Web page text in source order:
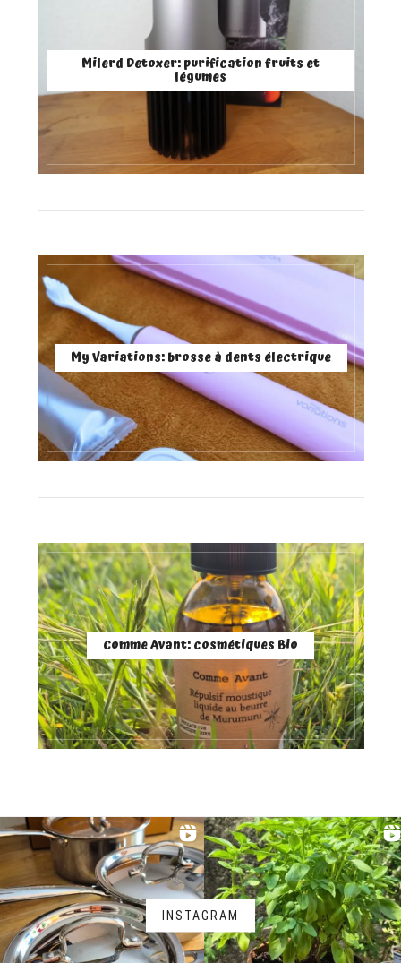
Milerd Detoxer: purification fruits et
légumes
My Variations: brosse à dents électrique
Comme Avant: cosmétiques Bio
INSTAGRAM